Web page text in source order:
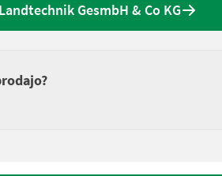
GesmbH & Co KG